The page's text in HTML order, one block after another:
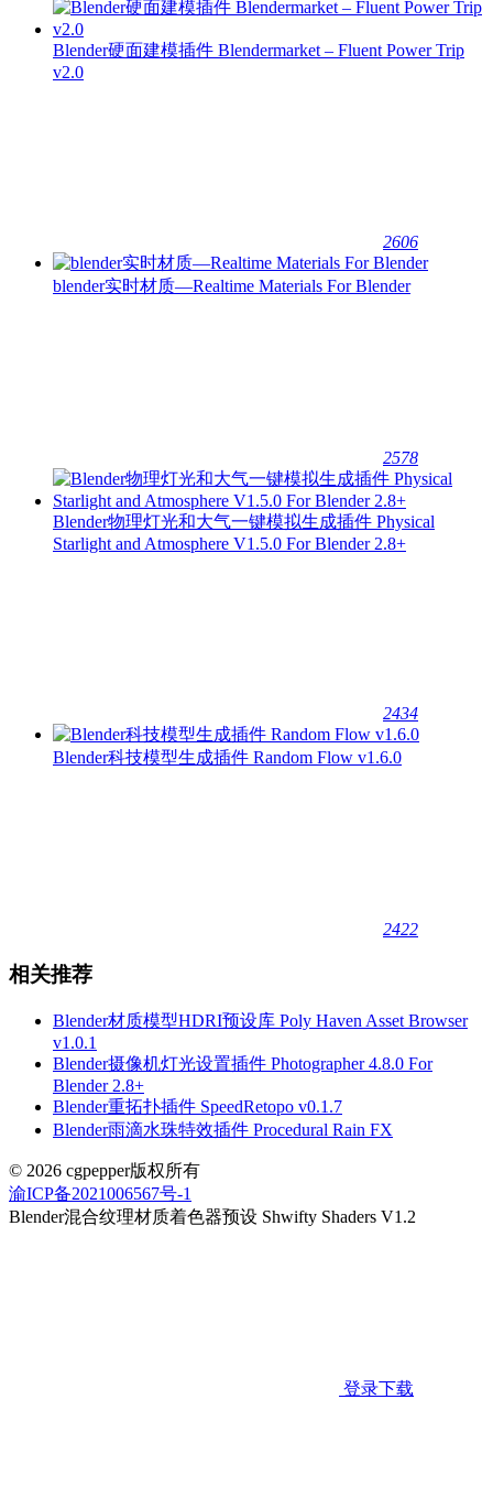
Blender硬面建模插件 Blendermarket – Fluent Power Trip
v2.0
2606
blender实时材质—Realtime Materials For Blender
2578
Blender物理灯光和大气一键模拟生成插件 Physical
Starlight and Atmosphere V1.5.0 For Blender 2.8+
2434
Blender科技模型生成插件 Random Flow v1.6.0
2422
相关推荐
Blender材质模型HDRI预设库 Poly Haven Asset Browser
v1.0.1
Blender摄像机灯光设置插件 Photographer 4.8.0 For
Blender 2.8+
Blender重拓扑插件 SpeedRetopo v0.1.7
Blender雨滴水珠特效插件 Procedural Rain FX
© 2026 cgpepper版权所有
渝ICP备2021006567号-1
Blender混合纹理材质着色器预设 Shwifty Shaders V1.2
登录下载